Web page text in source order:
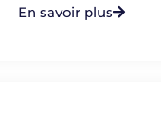
En savoir plus